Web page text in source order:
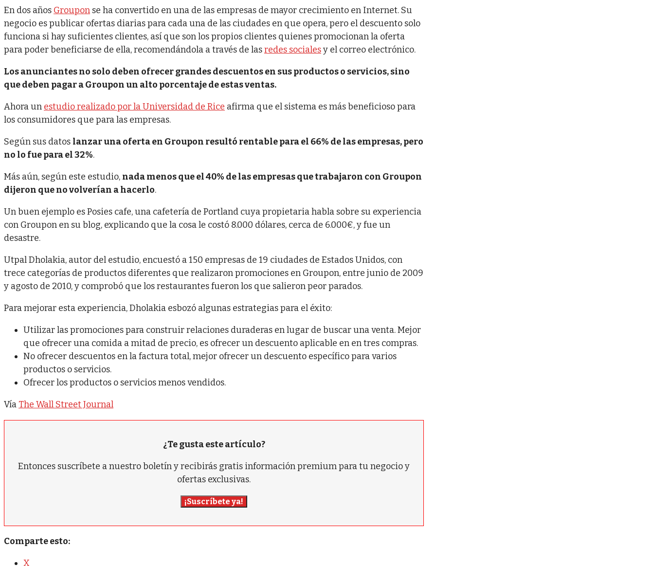
En dos años Groupon se ha convertido en una de las empresas de mayor crecimiento en Internet. Su
negocio es publicar ofertas diarias para cada una de las ciudades en que opera, pero el descuento solo
funciona si hay suficientes clientes, así que son los propios clientes quienes promocionan la oferta
para poder beneficiarse de ella, recomendándola a través de lasredes socialesy el correo electrónico.
Los anunciantes no solo deben ofrecer grandes descuentos en sus productos o servicios, sino
que deben pagar a Groupon un alto porcentaje de estas ventas.
Ahora un estudio realizado por la Universidad de Rice afirma que el sistema es más beneficioso para
los consumidores que para las empresas.
Según sus datos lanzar una oferta en Groupon resultó rentable para el 66% de las empresas, pero
no lo fue para el 32%.
Más aún, según este estudio, nada menos que el 40% de las empresas que trabajaron con Groupon
dijeron que no volverían a hacerlo.
Un buen ejemplo es Posies cafe, una cafetería de Portland cuya propietaria habla sobre su experiencia
con Groupon en su blog, explicando que la cosa le costó 8.000 dólares, cerca de 6.000€, y fue un
desastre.
Utpal Dholakia, autor del estudio, encuestó a 150 empresas de 19 ciudades de Estados Unidos, con
trece categorías de productos diferentes que realizaron promociones en Groupon, entre junio de 2009
y agosto de 2010, y comprobó que los restaurantes fueron los que salieron peor parados.
Para mejorar esta experiencia, Dholakia esbozó algunas estrategias para el éxito:
Utilizar las promociones para construir relaciones duraderas en lugar de buscar una venta. Mejor
que ofrecer una comida a mitad de precio, es ofrecer un descuento aplicable en en tres compras.
No ofrecer descuentos en la factura total, mejor ofrecer un descuento específico para varios
productos o servicios.
Ofrecer los productos o servicios menos vendidos.
Vía The Wall Street Journal
¿Te gusta este artículo?
Entonces suscríbete a nuestro boletín y recibirás gratis información premium para tu negocio y
ofertas exclusivas.
¡Suscríbete ya!
Comparte esto:
X